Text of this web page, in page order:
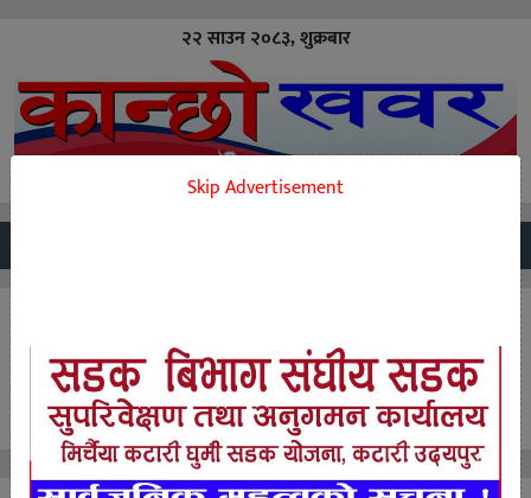
२२ साउन २०८३, शुक्रबार